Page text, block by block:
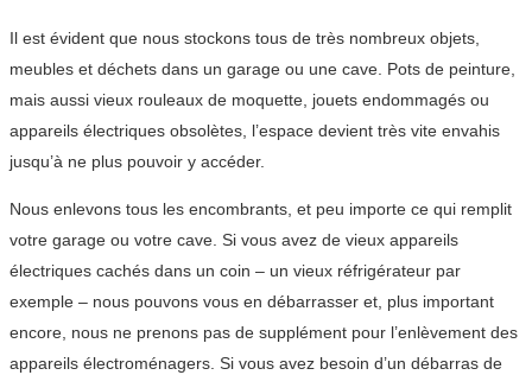
Il est évident que nous stockons tous de très nombreux objets,
meubles et déchets dans un garage ou une cave. Pots de peinture,
mais aussi vieux rouleaux de moquette, jouets endommagés ou
appareils électriques obsolètes, l’espace devient très vite envahis
jusqu’à ne plus pouvoir y accéder.
Nous enlevons tous les encombrants, et peu importe ce qui remplit
votre garage ou votre cave. Si vous avez de vieux appareils
électriques cachés dans un coin – un vieux réfrigérateur par
exemple – nous pouvons vous en débarrasser et, plus important
encore, nous ne prenons pas de supplément pour l’enlèvement des
appareils électroménagers. Si vous avez besoin d’un débarras de